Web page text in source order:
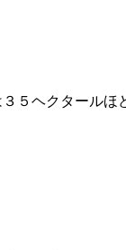
５ヘクタール